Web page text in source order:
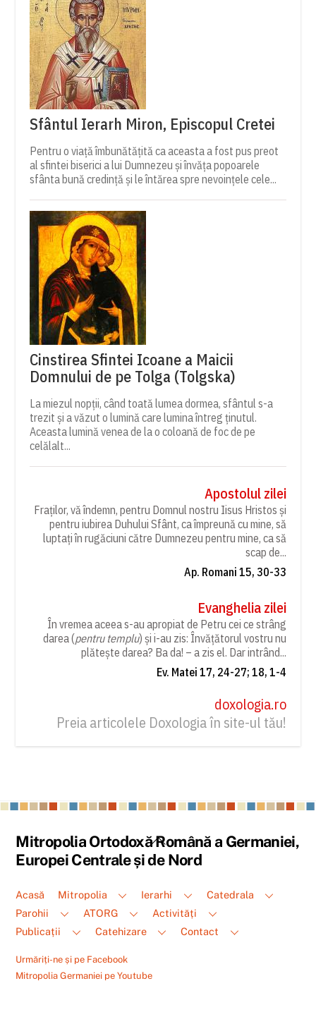
Sfântul Ierarh Miron, Episcopul Cretei
Pentru o viață îmbunătățită ca aceasta a fost pus preot
al sfintei biserici a lui Dumnezeu și învăța popoarele
sfânta bună credință și le întărea spre nevoințele cele...
Cinstirea Sfintei Icoane a Maicii
Domnului de pe Tolga (Tolgska)
La miezul nopții, când toată lumea dormea, sfântul s-a
trezit și a văzut o lumină care lumina întreg ținutul.
Aceasta lumină venea de la o coloană de foc de pe
celălalt...
Apostolul zilei
Fraților, vă îndemn, pentru Domnul nostru Iisus Hristos și
pentru iubirea Duhului Sfânt, ca împreună cu mine, să
luptați în rugăciuni către Dumnezeu pentru mine, ca să
scap de...
Ap. Romani 15, 30-33
Evanghelia zilei
În vremea aceea s-au apropiat de Petru cei ce strâng
darea (pentru templu) și i-au zis: Învățătorul vostru nu
plătește darea? Ba da! – a zis el. Dar intrând...
Ev. Matei 17, 24-27; 18, 1-4
doxologia.ro
Preia articolele Doxologia în site-ul tău!
Back
To
Mitropolia Ortodoxă Română a Germaniei,
Europei Centrale și de Nord
Acasă Mitropolia Ierarhi
Catedrala
Parohii
ATORG
Activități
Publicații
Catehizare Contact
Urmăriți-ne și pe Facebook
Mitropolia Germaniei pe Youtube